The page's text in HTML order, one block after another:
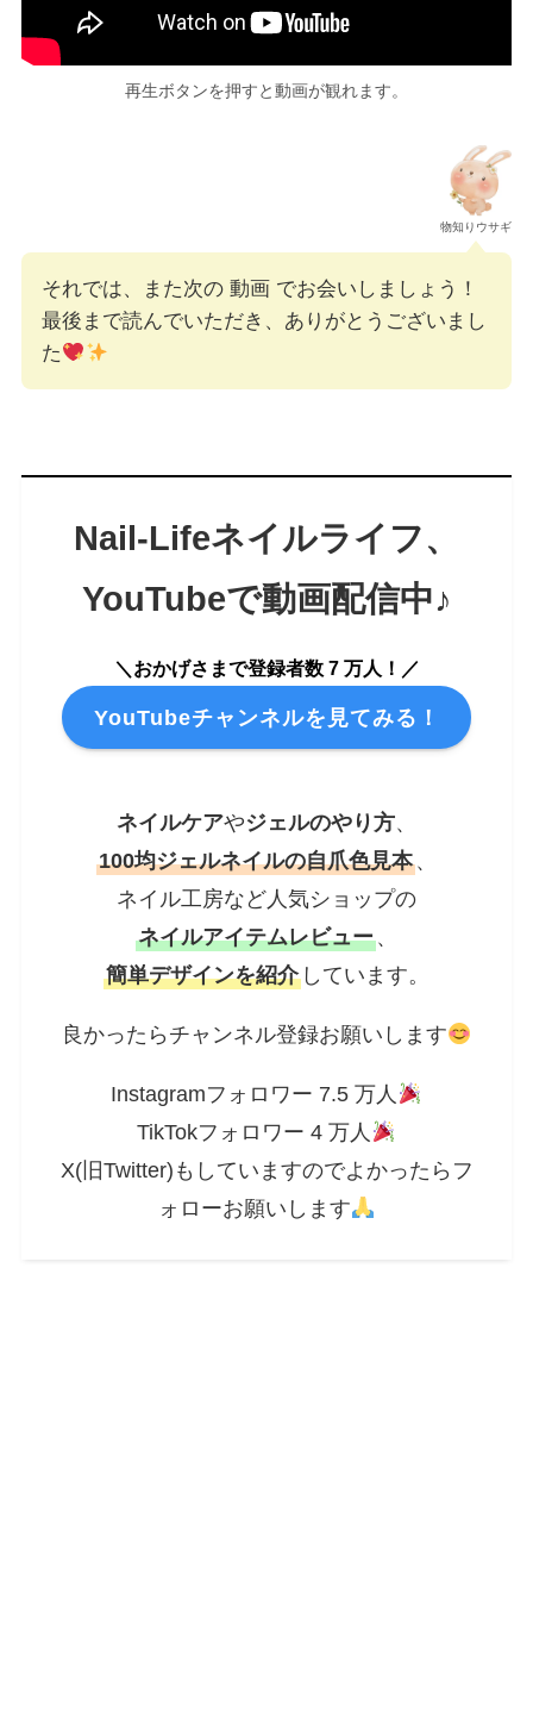
再生ボタンを押すと動画が観れます。
物知りウサギ
それでは、また次の 動画 でお会いしましょう！
最後まで読んでいただき、ありがとうございまし
た
Nail-Lifeネイルライフ、
YouTubeで動画配信中♪
＼おかげさまで登録者数 7 万人！／
YouTubeチャンネルを見てみる！
ネイルケアやジェルのやり方、
100均ジェルネイルの自爪色見本 、
ネイル工房など人気ショップの
ネイルアイテムレビュー 、
簡単デザインを紹介 しています。
良かったらチャンネル登録お願いします
Instagramフォロワー 7.5 万人
TikTokフォロワー 4 万人
X(旧Twitter)もしていますのでよかったらフ
ォローお願いします